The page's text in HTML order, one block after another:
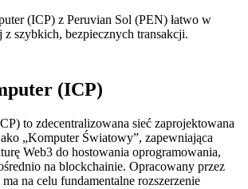
(ICP) z Peruvian Sol (PEN) łatwo w
z szybkich, bezpiecznych transakcji.
(ICP)
to zdecentralizowana sieć zaprojektowana
„Komputer Światowy”, zapewniająca
Web3 do hostowania oprogramowania,
na blockchainie. Opracowany przez
na celu fundamentalne rozszerzenie